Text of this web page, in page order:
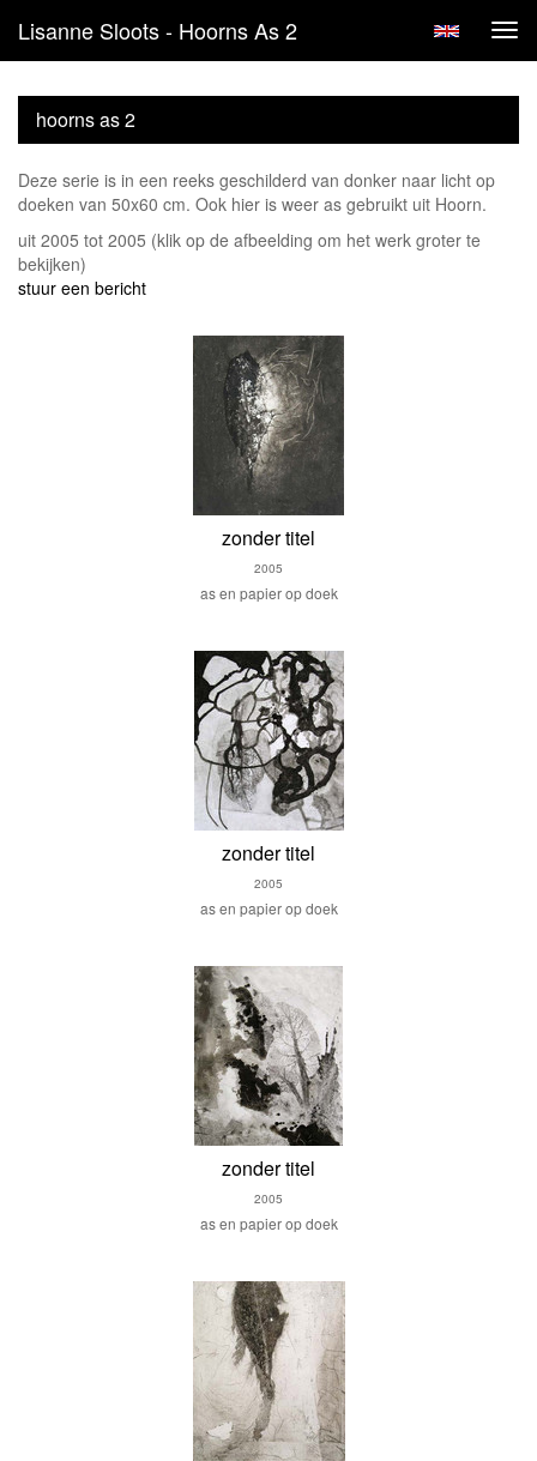
Lisanne Sloots - Hoorns As 2
hoorns as 2
Deze serie is in een reeks geschilderd van donker naar licht op
doeken van 50x60 cm. Ook hier is weer as gebruikt uit Hoorn.
uit 2005 tot 2005 (klik op de afbeelding om het werk groter te
bekijken)
stuur een bericht
zonder titel
2005
as en papier op doek
zonder titel
2005
as en papier op doek
zonder titel
2005
as en papier op doek